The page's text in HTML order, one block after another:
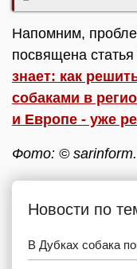
Напомним,
посвящена
знает: как
собаками в
и Европе - уже
Фото: ©
Новости по
В Дубках собака